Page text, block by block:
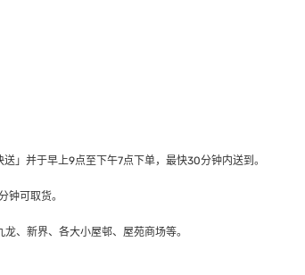
」并于早上9点至下午7点下单，最快30分钟内送到​。
钟可取货。
、新界、各大小屋邨、屋苑商场等。